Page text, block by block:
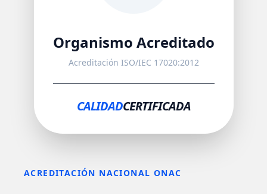
ACREDITACIÓN NACIONAL ONAC
Organismo Acreditado
Acreditación ISO/IEC 17020:2012
CALIDADCERTIFICADA